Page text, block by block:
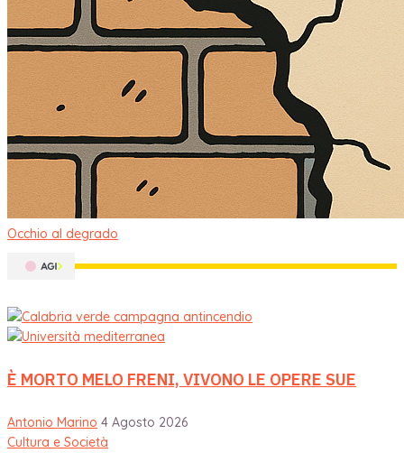
Occhio al degrado
È MORTO MELO FRENI, VIVONO LE OPERE SUE
Antonio Marino 4 Agosto 2026
Cultura e Società